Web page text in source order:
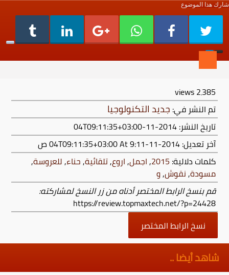
شارك هذا الموضوع
2٬385views
تم النشر في: جديد التكنولوجيا
تاريخ النشر: 2014-11-04T09:11:35+03:00
آخر تعديل:2014-11-04T09:11:35+03:00
At 9:11 ص
كلمات دلالية: 2015
,اجمل,اروع,تلقائية,حناء,للعروسة,
مسودة,نقوش,و
قم بنسخ الرابط المختصر أدناه من زر النسخ لمشاركته:
https://review.topmaxtech.net/?p=24428
نسخ الرابط المختصر
شاهد أيضا ..